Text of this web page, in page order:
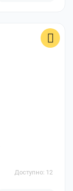
Доступно: 12